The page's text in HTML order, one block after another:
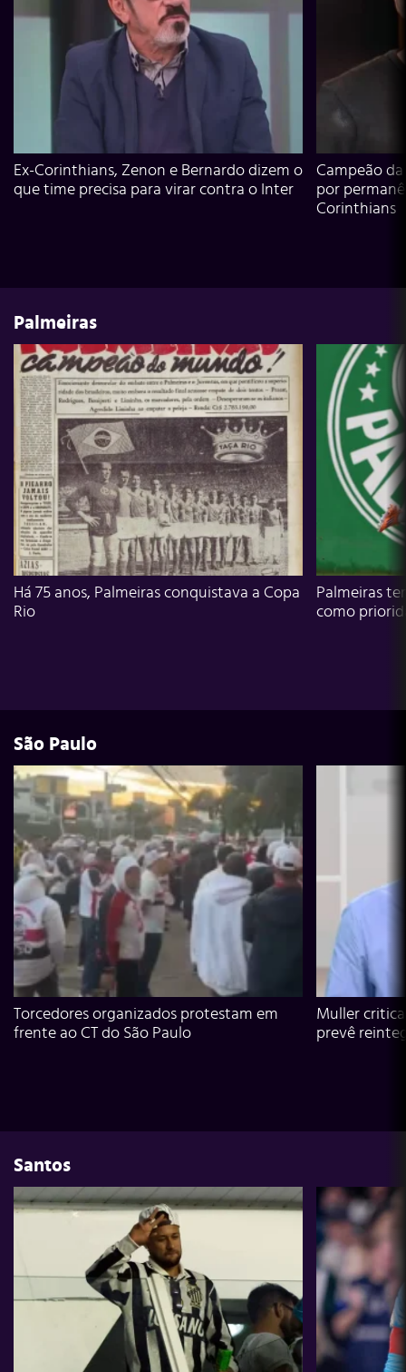
Ex-Corinthians, Zenon e Bernardo dizem o
que time precisa para virar contra o Inter
Campeão
por
Corinthians
Palmeiras
Há 75 anos, Palmeiras conquistava a Copa
Rio
Palmeiras
como
São Paulo
Torcedores organizados protestam em
frente ao CT do São Paulo
Muller
prevê
Santos